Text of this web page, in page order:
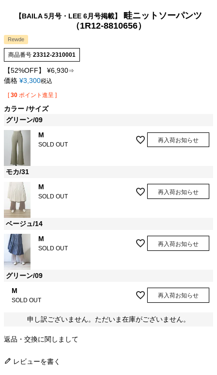
【BAILA 5月号・LEE 6月号掲載】
畦ニットソーパンツ
（1R12-8810656）
Rewde
商品番号 23312-2310001
【52%OFF】 ¥6,930⇒
価格 ¥3,300税込
[ 30 ポイント進呈 ]
カラー サイズ
グリーン/09
M
SOLD OUT
再入荷お知らせ
モカ/31
M
SOLD OUT
再入荷お知らせ
ベージュ/14
M
SOLD OUT
再入荷お知らせ
グリーン/09
M
SOLD OUT
再入荷お知らせ
申し訳ございません。ただいま在庫がございません。
返品・交換に関しまして
レビューを書く